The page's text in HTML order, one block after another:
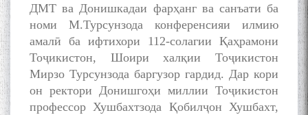
ДМТ ва Донишкадаи фарҳанг ва санъати ба
номи М.Турсунзода конференсияи илмию
амалӣ ба ифтихори 112-солагии Қаҳрамони
Тоҷикистон, Шоири халқии Тоҷикистон
Мирзо Турсунзода баргузор гардид. Дар кори
он ректори Донишгоҳи миллии Тоҷикистон
профессор Хушбахтзода Қобилҷон Хушбахт,
Сухбати навқаламон бо
Муъмин Қаноат\Meeting of
young talents with Mumyin
Kanoat